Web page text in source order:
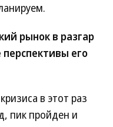
рынок в разгар
его
в этот раз
пик пройден и